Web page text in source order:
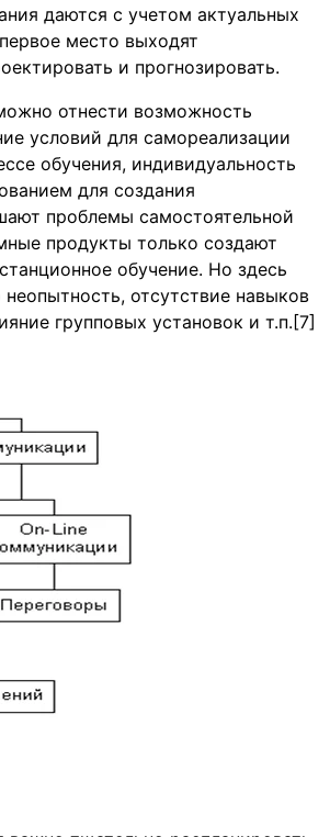
даются с учетом актуальных
место выходят
и прогнозировать.
отнести возможность
условий для самореализации
обучения, индивидуальность
для создания
проблемы самостоятельной
продукты только создают
обучение. Но здесь
отсутствие навыков
групповых установок и т.п.[7]